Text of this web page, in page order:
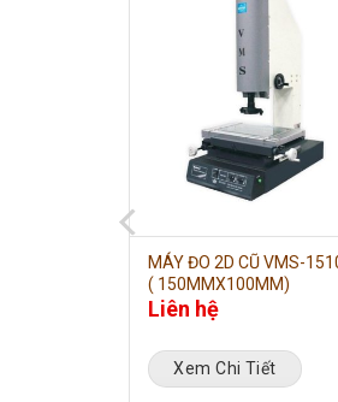
MÁY ĐO 2D CŨ VMS-
( 150MMX100MM)
Liên hệ
Xem Chi Tiết